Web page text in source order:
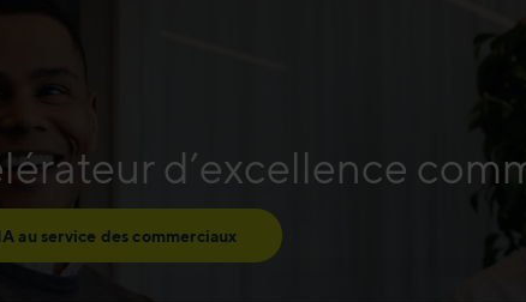
d’excellence
au service des commerciaux